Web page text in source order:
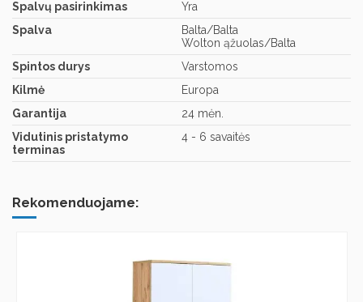
Spalvų pasirinkimas
Yra
Spalva
Balta/Balta
Wolton ąžuolas/Balta
Spintos durys
Varstomos
Kilmė
Europa
Garantija
24 mėn.
Vidutinis pristatymo
terminas
4 - 6 savaitės
Rekomenduojame: